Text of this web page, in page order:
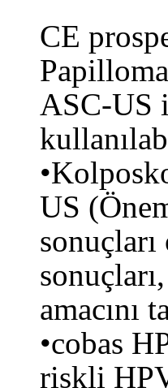
CE
ASC-US
US
amacını
•cobas
riskli